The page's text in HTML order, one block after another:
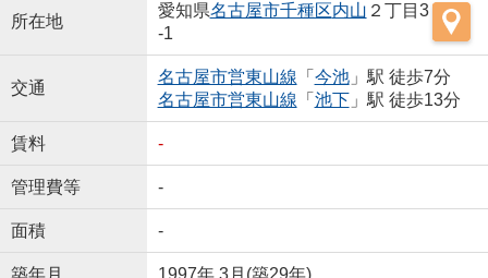
所在地
愛知県名古屋市千種区内山 ２丁目3
-1
交通
名古屋市営東山線 「 今池」駅 徒歩7分
名古屋市営東山線 「 池下」駅 徒歩13分
賃料 -
管理費等 -
面積 -